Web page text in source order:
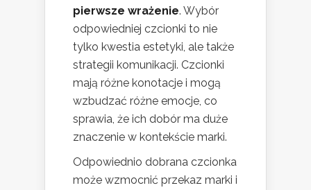
pierwsze wrażenie. Wybór
odpowiedniej czcionki to nie
tylko kwestia estetyki, ale także
strategii komunikacji. Czcionki
mają różne konotacje i mogą
wzbudzać różne emocje, co
sprawia, że ich dobór ma duże
znaczenie w kontekście marki.
Odpowiednio dobrana czcionka
może wzmocnić przekaz marki i